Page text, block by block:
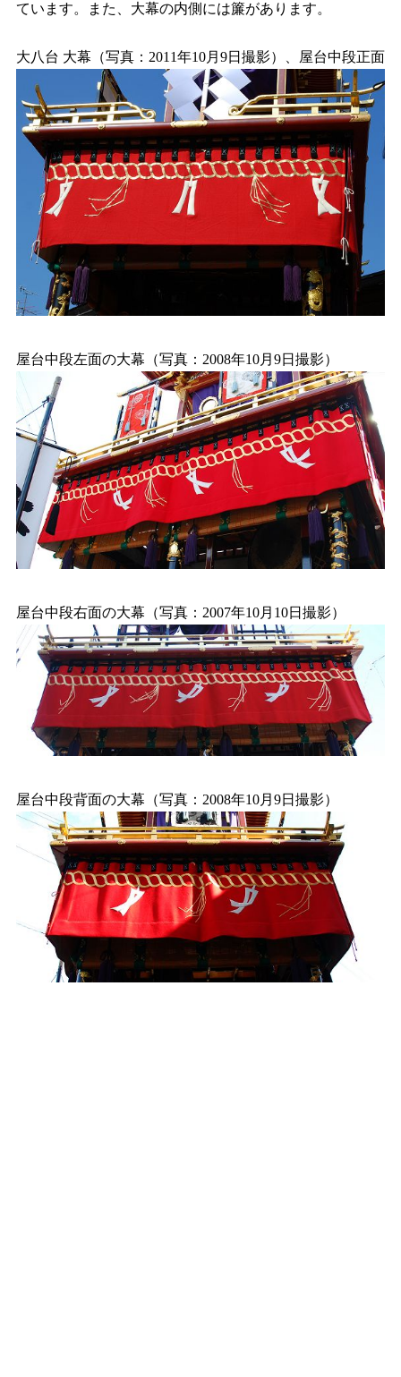
ています。また、大幕の内側には簾があります。
大八台 大幕（写真：2011年10月9日撮影）、屋台中段正面
屋台中段左面の大幕（写真：2008年10月9日撮影）
屋台中段右面の大幕（写真：2007年10月10日撮影）
屋台中段背面の大幕（写真：2008年10月9日撮影）